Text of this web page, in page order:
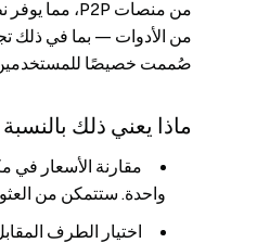
من الأدوات — بما في ذلك
صُممت خصيصًا للمستخدمين
ماذا يعني ذلك
مقارنة الأسعار في
واحدة. ستتمكن من
اختيار الطرف